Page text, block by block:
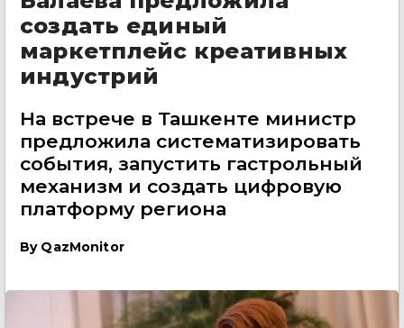
создать единый
маркетплейс креативных
индустрий
На встрече в Ташкенте министр
предложила систематизировать
события, запустить гастрольный
механизм и создать цифровую
платформу региона
By QazMonitor